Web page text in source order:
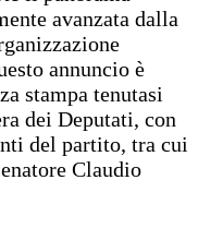
avanzata dalla
annuncio è
stampa tenutasi
dei Deputati, con
del partito, tra cui
Claudio